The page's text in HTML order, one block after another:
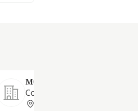
MONLAN SL
Comercio al mayor de lana